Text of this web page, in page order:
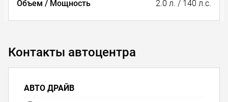
Объем / Мощность 2.0 л. / 140 л.с.
Контакты автоцентра
АВТО ДРАЙВ